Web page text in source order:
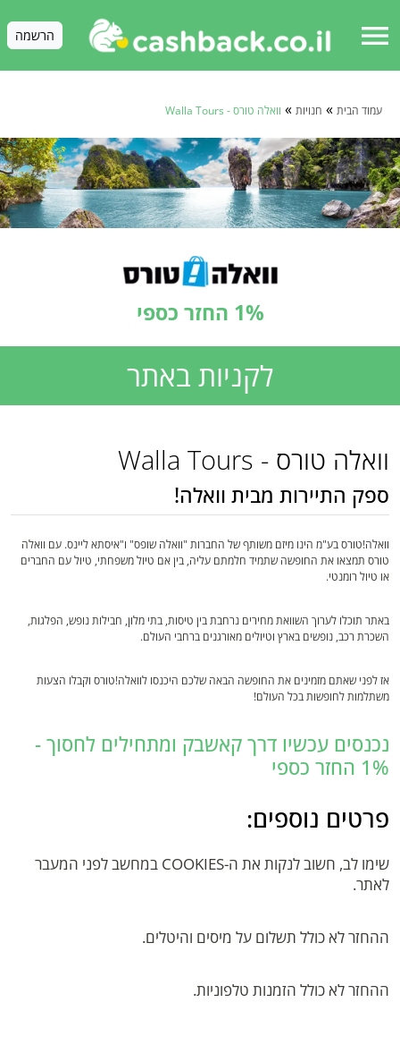
menu הרשמה
עמוד הבית » חנויות » וואלה טורס - Walla Tours
1% החזר כספי
לקניות באתר
וואלה טורס - Walla Tours
ספק התיירות מבית וואלה!
וואלה!טורס בע"מ הינו מיזם משותף של החברות "וואלה שופס" ו"איסתא ליינס. עם וואלה
טורס תמצאו את החופשה שתמיד חלמתם עליה, בין אם טיול משפחתי, טיול עם החברים
או טיול רומנטי.
באתר תוכלו לערוך השוואת מחירים נרחבת בין טיסות, בתי מלון, חבילות נופש, הפלגות,
השכרת רכב, נופשים בארץ וטיולים מאורגנים ברחבי העולם.
אז לפני שאתם מזמינים את החופשה הבאה שלכם היכנסו לוואלה!טורס וקבלו הצעות
משתלמות לחופשות בכל העולם!
נכנסים עכשיו דרך קאשבק ומתחילים לחסוך -
1% החזר כספי
פרטים נוספים:
שימו לב, חשוב לנקות את ה-COOKIES במחשב לפני המעבר
לאתר.
ההחזר לא כולל תשלום על מיסים והיטלים.
ההחזר לא כולל הזמנות טלפוניות.